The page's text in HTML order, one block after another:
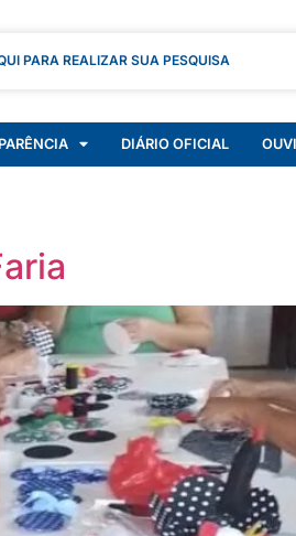
PARA REALIZAR SUA PESQUISA
DIÁRIO OFICIAL